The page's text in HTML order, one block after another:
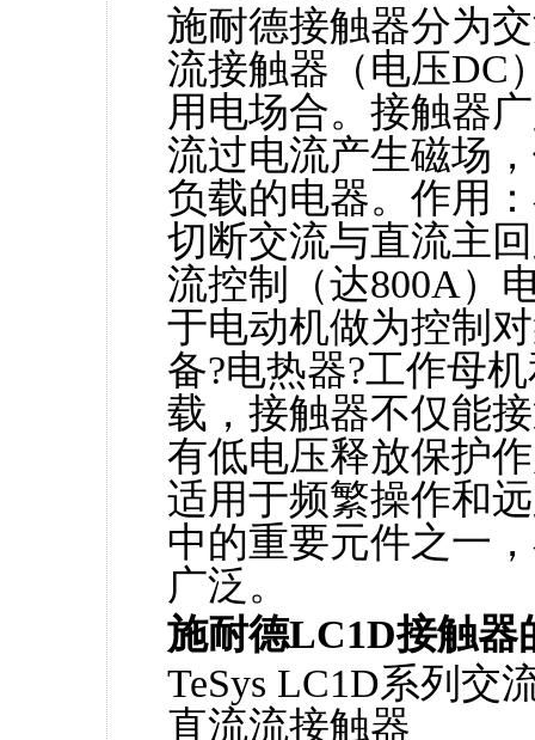
施耐德接触器分为
流接触器（电压DC
用电场合。接触器
流过电流产生磁场
负载的电器。作用
切断交流与直流主
流控制（达800A）
于电动机做为控制
备?电热器?工作母
载，接触器不仅能
有低电压释放保护
适用于频繁操作和
中的重要元件之一
广泛。
施耐德LC1D接触器
TeSys LC1D系列交
直流流接触器